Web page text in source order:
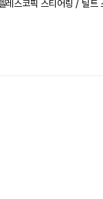
스코픽 스티어링 / 틸트